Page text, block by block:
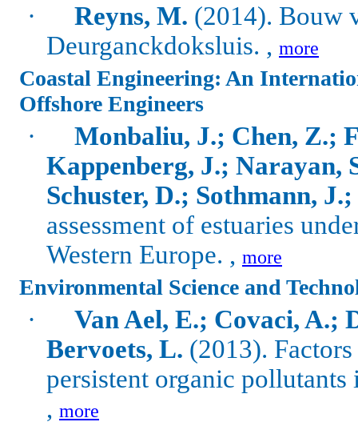
· Reyns, M. (2014). Bouw
Deurganckdoksluis. , more
Coastal Engineering: An
Offshore Engineers
·
Monbaliu, J.; Chen, Z.;
Kappenberg, J.; Narayan,
Schuster, D.; Sothmann,
assessment of estuaries
Western Europe. , more
Environmental Science and
·
Van Ael, E.; Covaci, A.;
Bervoets, L. (2013).
persistent organic
, more